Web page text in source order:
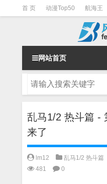
首 页 动漫Top50 航海王
一拳超人
网站首页
乱马1/2 热斗篇 -
来了
lm12 乱马1/2 热斗篇
481
0